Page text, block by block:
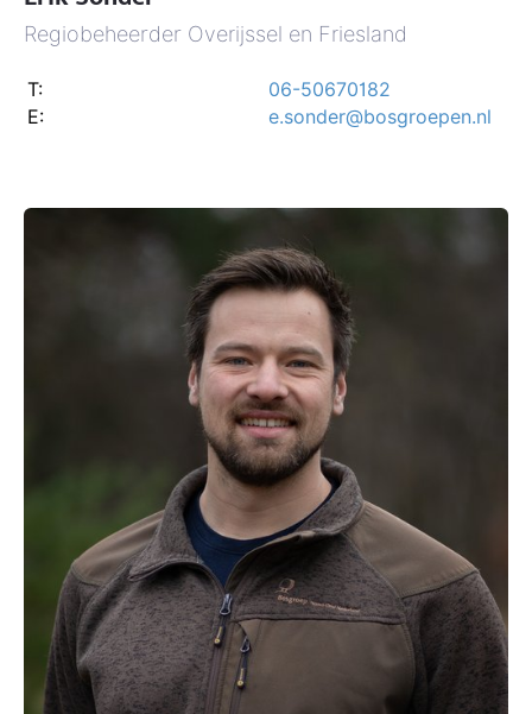
Regiobeheerder Overijssel en Friesland
T:
06-50670182
E:
e.sonder@bosgroepen.nl